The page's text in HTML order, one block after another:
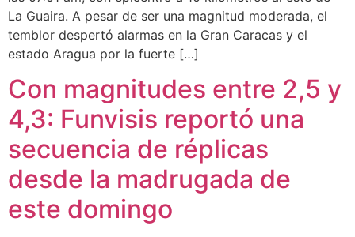
La Guaira. A pesar de ser una magnitud moderada, el
temblor despertó alarmas en la Gran Caracas y el
estado Aragua por la fuerte […]
Con magnitudes entre 2,5 y
4,3: Funvisis reportó una
secuencia de réplicas
desde la madrugada de
este domingo